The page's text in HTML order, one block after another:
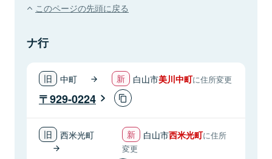
このページの先頭に戻る
ナ行
中町 白山市美川中町に住所変更
929-0224
西米光町 白山市西米光町に住所
変更